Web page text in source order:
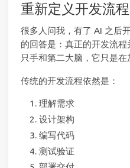
重新定义开发流程
很多人问我，有了 AI 之后
的回答是：真正的开发流
只手和第二大脑，它只是在
传统的开发流程依然是：
理解需求
设计架构
编写代码
测试验证